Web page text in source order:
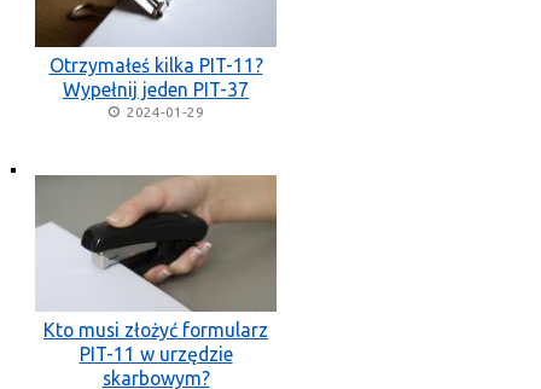
Otrzymałeś kilka PIT-11?
Wypełnij jeden PIT-37
2024-01-29
Kto musi złożyć formularz
PIT-11 w urzędzie
skarbowym?